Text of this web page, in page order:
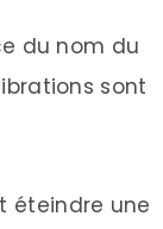
du nom du
sont
éteindre une